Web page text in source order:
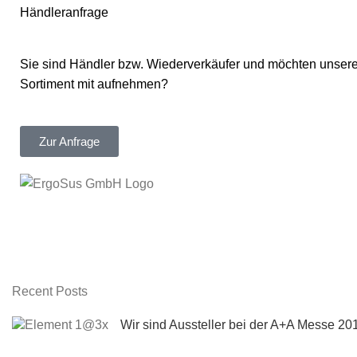
Händleranfrage
Sie sind Händler bzw. Wiederverkäufer und möchten
Sortiment mit aufnehmen?
Zur Anfrage
Recent Posts
Wir sind Aussteller bei der A+A Messe